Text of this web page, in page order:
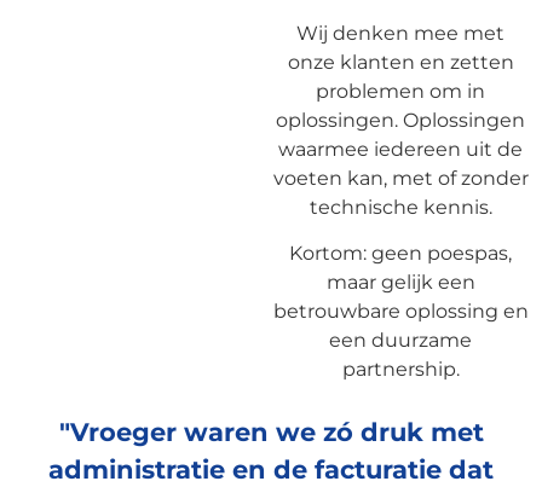
Wij denken mee met
onze klanten en zetten
problemen om in
oplossingen. Oplossingen
waarmee iedereen uit de
voeten kan, met of zonder
technische kennis.
Kortom: geen poespas,
maar gelijk een
betrouwbare oplossing en
een duurzame
partnership.
"Vroeger waren we zó druk met
administratie en de facturatie dat